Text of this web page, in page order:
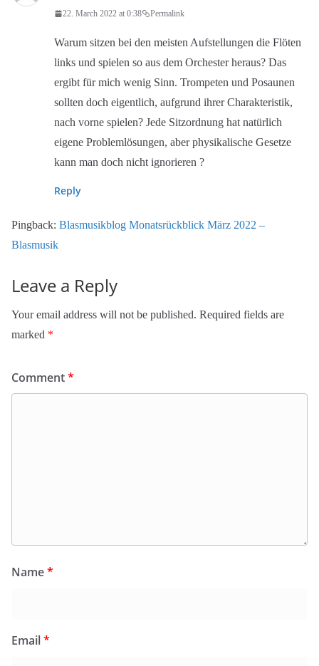
22. March 2022 at 0:38 Permalink
Warum sitzen bei den meisten Aufstellungen die Flöten
links und spielen so aus dem Orchester heraus? Das
ergibt für mich wenig Sinn. Trompeten und Posaunen
sollten doch eigentlich, aufgrund ihrer Charakteristik,
nach vorne spielen? Jede Sitzordnung hat natürlich
eigene Problemlösungen, aber physikalische Gesetze
kann man doch nicht ignorieren ?
Reply
Pingback: Blasmusikblog Monatsrückblick März 2022 –
Blasmusik
Leave a Reply
Your email address will not be published. Required fields are
marked *
Comment*
Name*
Email*